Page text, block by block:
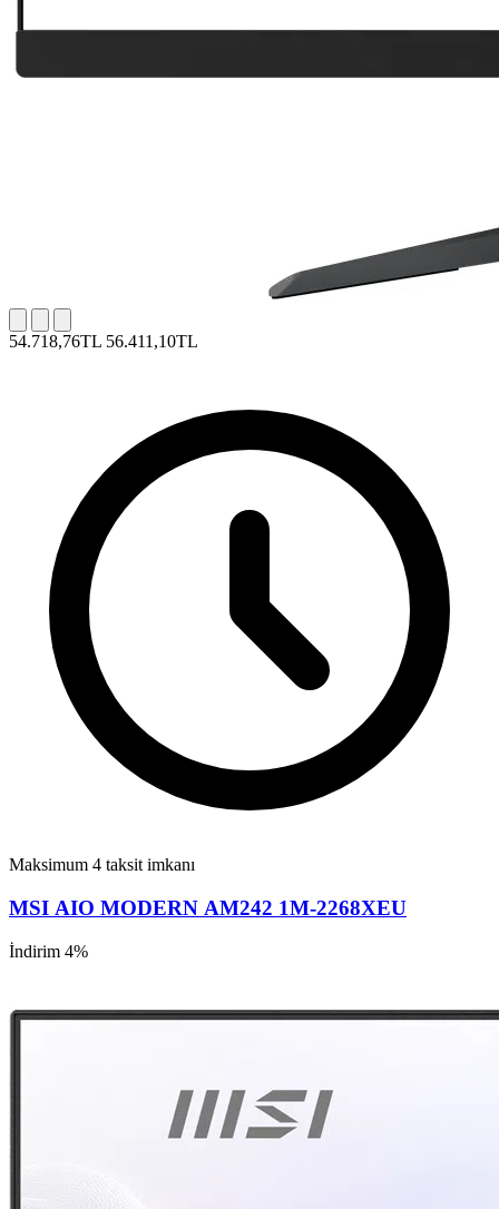
54.718,76TL 56.411,10TL
Maksimum 4 taksit imkanı
MSI AIO MODERN AM242 1M-2268XEU
İndirim 4%